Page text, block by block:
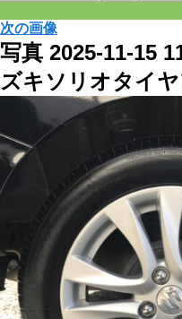
次の画像
写真 2025-11-15
ズキソリオタイ